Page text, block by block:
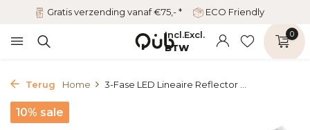
Gratis verzending vanaf €75,- * ECO Friendly
Incl.Excl.
BTW
0
Terug Home 3-Fase LED Lineaire Reflector ...
10% sale